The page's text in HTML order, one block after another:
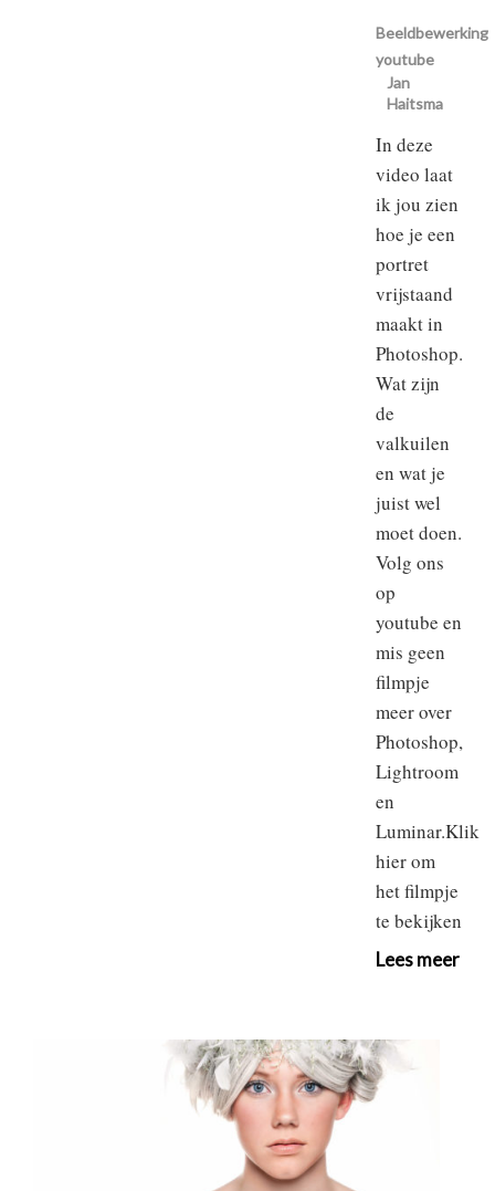
Beeldbewerking
youtube
Jan
Haitsma
In deze
video laat
ik jou zien
hoe je een
portret
vrijstaand
maakt in
Photoshop.
Wat zijn
de
valkuilen
en wat je
juist wel
moet doen.
Volg ons
op
youtube en
mis geen
filmpje
meer over
Photoshop,
Lightroom
en
Luminar.Klik
hier om
het filmpje
te bekijken
Lees meer